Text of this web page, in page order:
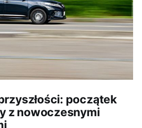
początek
z nowoczesnymi